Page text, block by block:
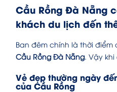
Cầu Rồng Đà Nẵng
khách du lịch đến
Ban đêm chính là thời
Cầu Rồng Đà Nẵng. Vậy
Vẻ đẹp thường ngày
của Cầu Rồng